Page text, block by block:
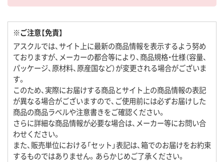
※ご注意【免責】
アスクルでは、サイト上に最新の商品情報を表示するよう努め
ておりますが、メーカーの都合等により、商品規格・仕様（容量、
パッケージ、原材料、原産国など）が変更される場合がございま
す。
このため、実際にお届けする商品とサイト上の商品情報の表記
が異なる場合がございますので、ご使用前には必ずお届けした
商品の商品ラベルや注意書きをご確認ください。
さらに詳細な商品情報が必要な場合は、メーカー等にお問い合
わせください。
また、販売単位における「セット」表記は、箱でのお届けをお約束
するものではありません。あらかじめご了承ください。